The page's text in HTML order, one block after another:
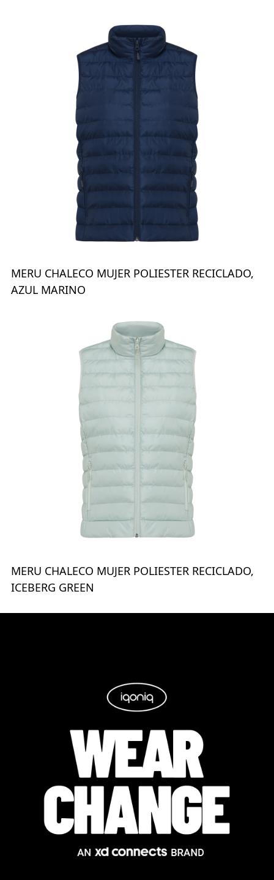
MERU CHALECO MUJER POLIESTER RECICLADO,
AZUL MARINO
MERU CHALECO MUJER POLIESTER RECICLADO,
ICEBERG GREEN